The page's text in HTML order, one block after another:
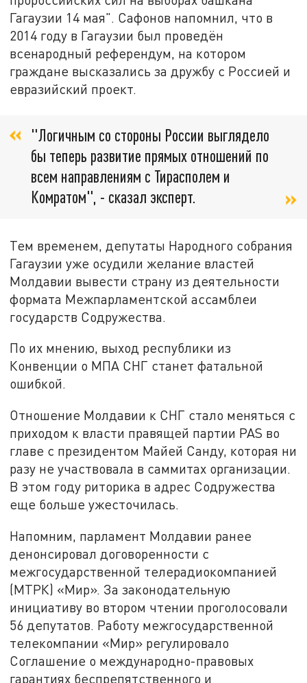
Гагаузии 14 мая". Сафонов напомнил, что в
2014 году в Гагаузии был проведён
всенародный референдум, на котором
граждане высказались за дружбу с Россией и
евразийский проект.
"Логичным со стороны России выглядело
бы теперь развитие прямых отношений по
всем направлениям с Тирасполем и
Комратом", - сказал эксперт.
Тем временем, депутаты Народного собрания
Гагаузии уже осудили желание властей
Молдавии вывести страну из деятельности
формата Межпарламентской ассамблеи
государств Содружества.
По их мнению, выход республики из
Конвенции о МПА СНГ станет фатальной
ошибкой.
Отношение Молдавии к СНГ стало меняться с
приходом к власти правящей партии PAS во
главе с президентом Майей Санду, которая ни
разу не участвовала в саммитах организации.
В этом году риторика в адрес Содружества
еще больше ужесточилась.
Напомним, парламент Молдавии ранее
денонсировал договоренности с
межгосударственной телерадиокомпанией
(МТРК) «Мир». За законодательную
инициативу во втором чтении проголосовали
56 депутатов. Работу межгосударственной
телекомпании «Мир» регулировало
Соглашение о международно-правовых
гарантиях беспрепятственного и